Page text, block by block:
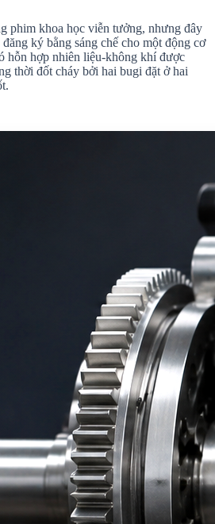
phim khoa học viễn tưởng, nhưng đây
ký bằng sáng chế cho một động cơ
hỗn hợp nhiên liệu-không khí được
thời đốt cháy bởi hai bugi đặt ở hai